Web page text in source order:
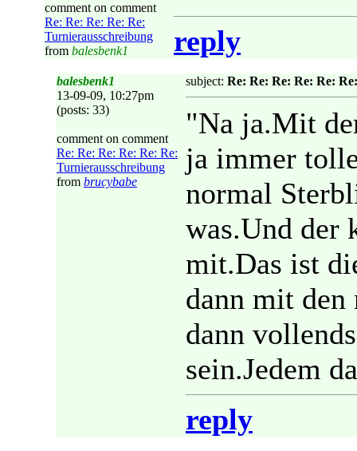
comment on comment
Re: Re: Re: Re: Re:
Turnierausschreibung
from balesbenk1 reply
balesbenk1
13-09-09, 10:27pm
(posts: 33)
comment on comment
Re: Re: Re: Re: Re: Re:
Turnierausschreibung
from brucybabe
subject: Re: Re: Re: Re: Re:
"Na ja.Mit
ja immer
normal
was.Und der
mit.Das ist
dann mit den
dann
sein.Jedem
reply